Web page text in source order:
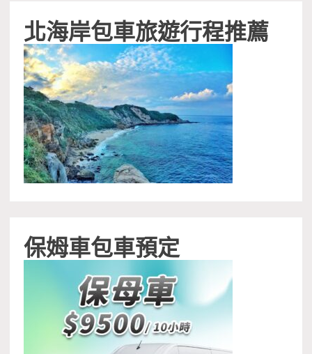
北海岸包車旅遊行程推薦
保姆車包車預定